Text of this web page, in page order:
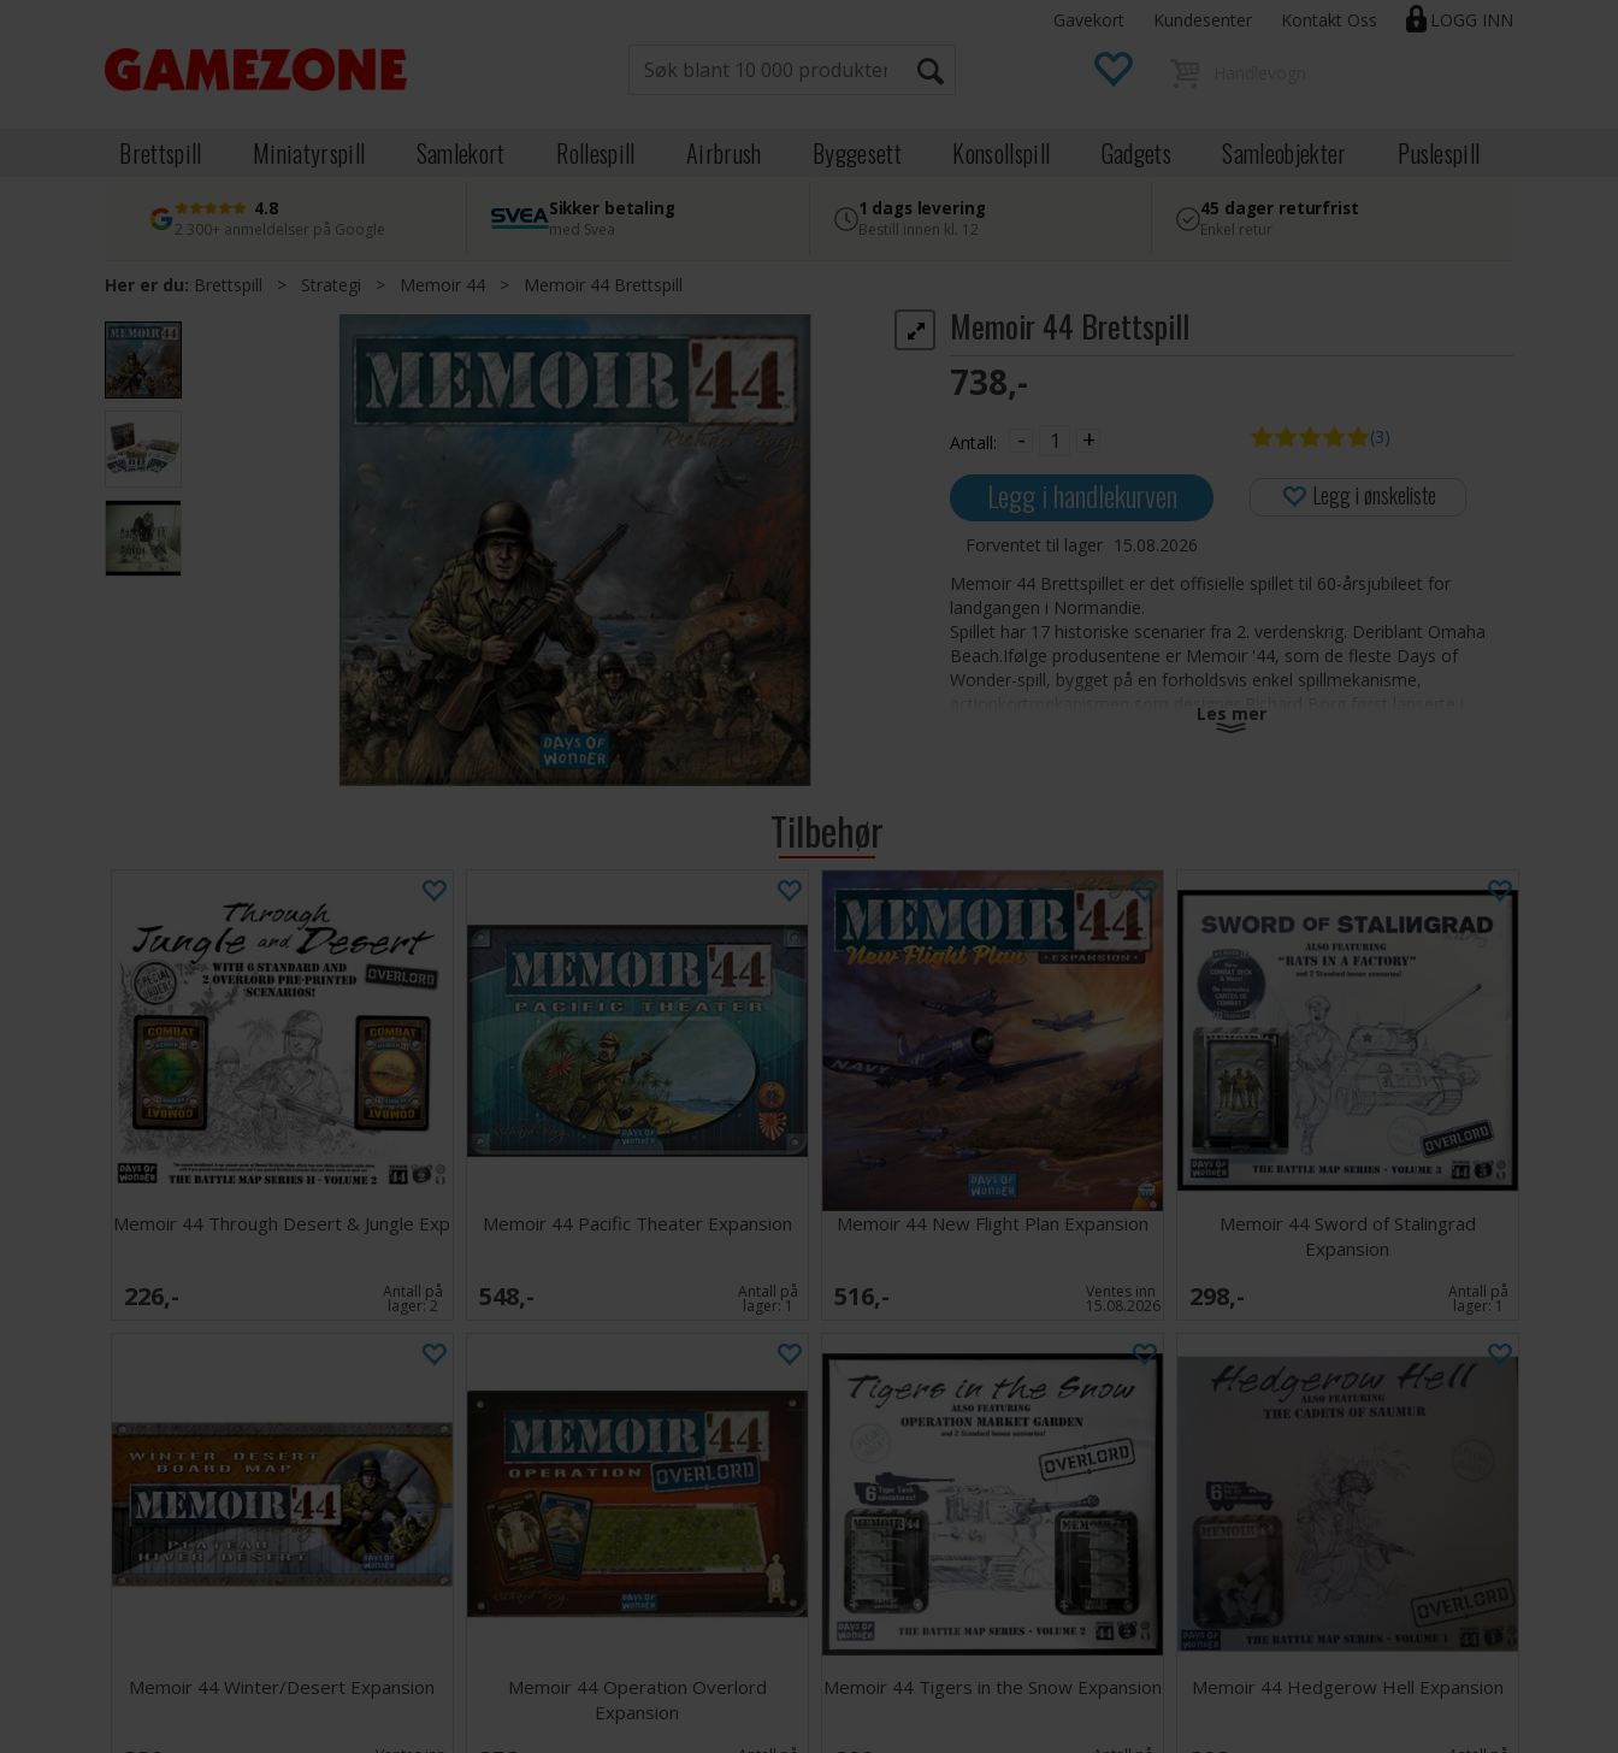
LOGG INN
Gavekort Kundesenter Kontakt Oss
Brettspill Miniatyrspill Samlekort Rollespill Airbrush Byggesett Konsollspill Gadgets Samleobjekter Puslespill
4.8
2 300+ anmeldelser på Google
Sikker betaling
med Svea
1 dags levering
Bestill innen kl. 12
45 dager returfrist
Enkel retur
Her er du: Brettspill > Strategi > Memoir 44 > Memoir 44 Brettspill
Memoir 44 Brettspill
738,-
Antall: - +
Legg i handlekurven
Forventet til lager 15.08.2026
(3)
Legg i ønskeliste
Memoir 44 Brettspillet er det offisielle spillet til 60-årsjubileet for
landgangen i Normandie.
Spillet har 17 historiske scenarier fra 2. verdenskrig. Deriblant Omaha
Beach.Ifølge produsentene er Memoir '44, som de fleste Days of
Wonder-spill, bygget på en forholdsvis enkel spillmekanisme,
actionkortmekanismen som designer Richard Borg først lanserte i
36 hindringer
8 terninger
Tips: Vi anbefaler kortbeskyttere for å øke levetiden på
kortene i dette spillet. Passende kortbeskyttere finner du
Spillet har 70 kort, så du trenger 2 pakker til alle kortene.
LENKER:
Memoir 44 Spilleregler (Engelsk - PDF)
Memoir 44 Overlord Spilleregler (Engelsk - PDF)
Les mer
Tilbehør
Memoir 44 Through Desert & Jungle Exp
226,- Antall på
lager:2
Memoir 44 Pacific Theater Expansion
548,- Antall på
lager:1
Memoir 44 New Flight Plan Expansion
516,- Ventes inn
15.08.2026
Memoir 44 Sword of Stalingrad
Expansion
298,- Antall på
lager:1
Memoir 44 Winter/Desert Expansion
Memoir 44 Operation Overlord
Expansion
Memoir 44 Tigers in the Snow Expansion Memoir 44 Hedgerow Hell Expansion